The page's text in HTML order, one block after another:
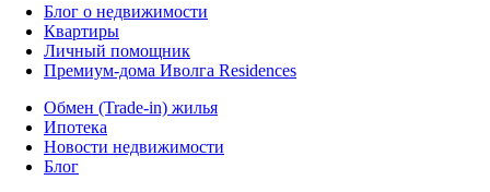
Блог о недвижимости
Квартиры
Личный помощник
Премиум-дома Иволга Residences
Обмен (Trade-in) жилья
Ипотека
Новости недвижимости
Блог